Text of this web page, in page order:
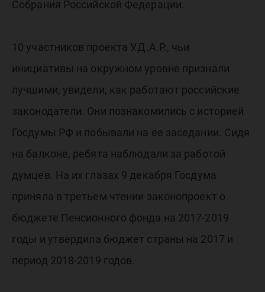
Собрания Российской Федерации.
10 участников проекта У.Д.А.Р., чьи
инициативы на окружном уровне признали
лучшими, увидели, как работают российские
законодатели. Они познакомились с историей
Госдумы РФ и побывали на ее заседании. Сидя
на балконе, ребята наблюдали за работой
думцев. На их глазах 9 декабря Госдума
приняла в третьем чтении законопроект о
бюджете Пенсионного фонда на 2017-2019
годы и утвердила бюджет страны на 2017 и
период 2018-2019 годов.